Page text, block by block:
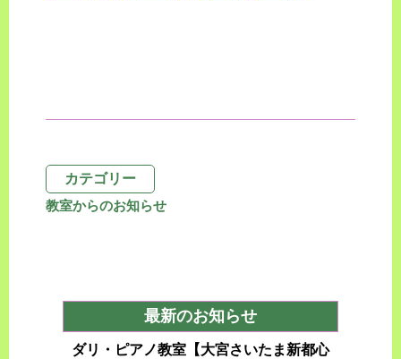
カテゴリー
教室からのお知らせ
最新のお知らせ
ダリ・ピアノ教室【大宮さいたま新都心